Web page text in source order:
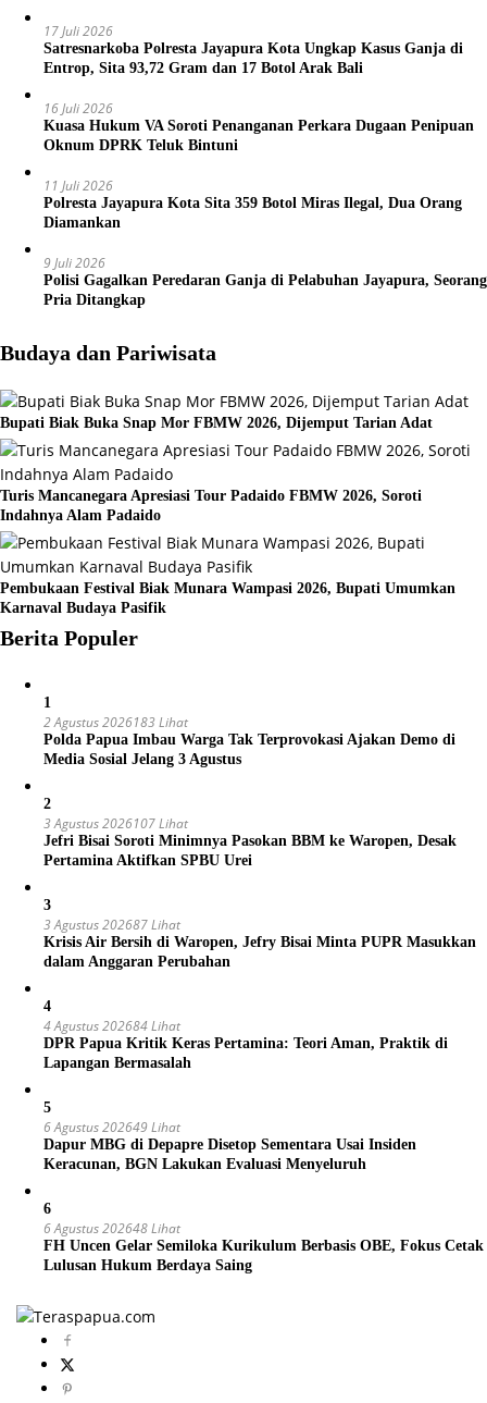
17 Juli 2026
Satresnarkoba Polresta Jayapura Kota Ungkap Kasus Ganja di
Entrop, Sita 93,72 Gram dan 17 Botol Arak Bali
16 Juli 2026
Kuasa Hukum VA Soroti Penanganan Perkara Dugaan Penipuan
Oknum DPRK Teluk Bintuni
11 Juli 2026
Polresta Jayapura Kota Sita 359 Botol Miras Ilegal, Dua Orang
Diamankan
9 Juli 2026
Polisi Gagalkan Peredaran Ganja di Pelabuhan Jayapura, Seorang
Pria Ditangkap
Budaya dan Pariwisata
Bupati Biak Buka Snap Mor FBMW 2026, Dijemput Tarian Adat
Turis Mancanegara Apresiasi Tour Padaido FBMW 2026, Soroti
Indahnya Alam Padaido
Pembukaan Festival Biak Munara Wampasi 2026, Bupati Umumkan
Karnaval Budaya Pasifik
Berita Populer
1
2 Agustus 2026183 Lihat
Polda Papua Imbau Warga Tak Terprovokasi Ajakan Demo di
Media Sosial Jelang 3 Agustus
2
3 Agustus 2026107 Lihat
Jefri Bisai Soroti Minimnya Pasokan BBM ke Waropen, Desak
Pertamina Aktifkan SPBU Urei
3
3 Agustus 202687 Lihat
Krisis Air Bersih di Waropen, Jefry Bisai Minta PUPR Masukkan
dalam Anggaran Perubahan
4
4 Agustus 202684 Lihat
DPR Papua Kritik Keras Pertamina: Teori Aman, Praktik di
Lapangan Bermasalah
5
6 Agustus 202649 Lihat
Dapur MBG di Depapre Disetop Sementara Usai Insiden
Keracunan, BGN Lakukan Evaluasi Menyeluruh
6
6 Agustus 202648 Lihat
FH Uncen Gelar Semiloka Kurikulum Berbasis OBE, Fokus Cetak
Lulusan Hukum Berdaya Saing